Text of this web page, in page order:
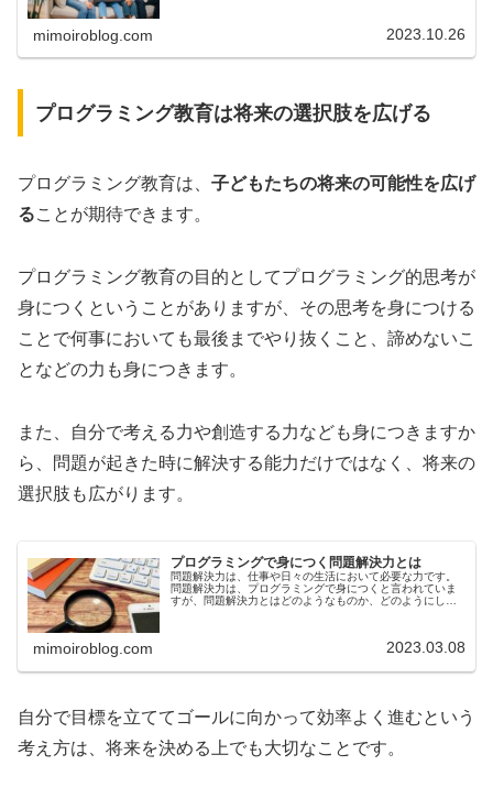
mimoiroblog.com 2023.10.26
プログラミング教育は将来の選択肢を広げる
プログラミング教育は、 子どもたちの将来の可能性を広げ
ることが期待できます。
プログラミング教育の目的としてプログラミング的思考が
身につくということがありますが、その思考を身につける
ことで何事においても最後までやり抜くこと、諦めないこ
となどの力も身につきます。
また、自分で考える力や創造する力なども身につきますか
ら、問題が起きた時に解決する能力だけではなく、将来の
選択肢も広がります。
プログラミングで身につく問題解決力とは
問題解決力は、仕事や日々の生活において必要な力です。
問題解決力は、プログラミングで身につくと言われていま
すが、問題解決力とはどのようなものか、どのようにして
mimoiroblog.com 2023.03.08
自分で目標を立ててゴールに向かって効率よく進むという
考え方は、将来を決める上でも大切なことです。